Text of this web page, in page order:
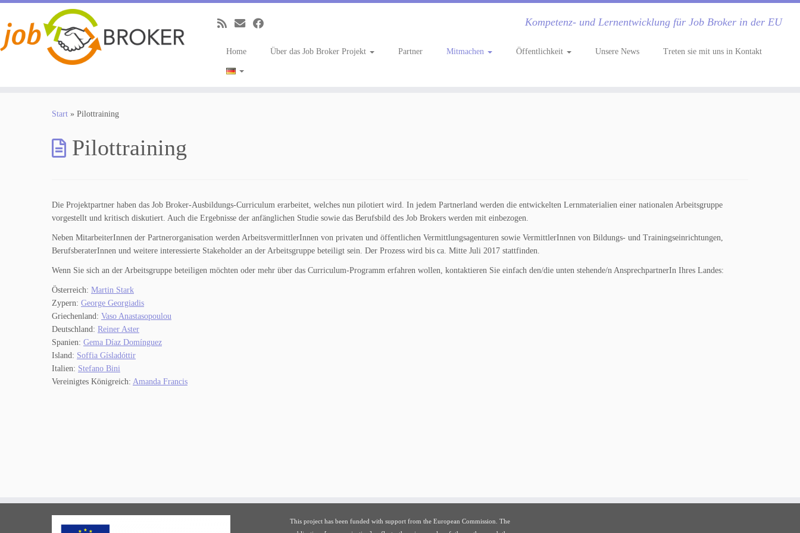
Kompetenz- und Lernentwicklung für Job Broker in der EU
Home Über das Job Broker Projekt Partner Mitmachen Öffentlichkeit Unsere News Treten sie mit uns in Kontakt
Start » Pilottraining
Pilottraining
Die Projektpartner haben das Job Broker-Ausbildungs-Curriculum erarbeitet, welches nun pilotiert wird. In jedem Partnerland werden die entwickelten Lernmaterialien einer nationalen Arbeitsgruppe
vorgestellt und kritisch diskutiert. Auch die Ergebnisse der anfänglichen Studie sowie das Berufsbild des Job Brokers werden mit einbezogen.
Neben MitarbeiterInnen der Partnerorganisation werden ArbeitsvermittlerInnen von privaten und öffentlichen Vermittlungsagenturen sowie VermittlerInnen von Bildungs- und Trainingseinrichtungen,
BerufsberaterInnen und weitere interessierte Stakeholder an der Arbeitsgruppe beteiligt sein. Der Prozess wird bis ca. Mitte Juli 2017 stattfinden.
Wenn Sie sich an der Arbeitsgruppe beteiligen möchten oder mehr über das Curriculum-Programm erfahren wollen, kontaktieren Sie einfach den/die unten stehende/n AnsprechpartnerIn Ihres Landes:
Österreich: Martin Stark
Zypern: George Georgiadis
Griechenland: Vaso Anastasopoulou
Deutschland: Reiner Aster
Spanien: Gema Díaz Domínguez
Island: Soffia Gísladóttir
Italien: Stefano Bini
Vereinigtes Königreich: Amanda Francis
This project has been funded with support from the European Commission. The